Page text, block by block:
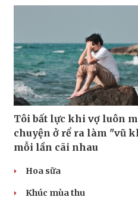
Tôi bất lực khi vợ luôn
chuyện ở rể ra làm "vũ
mỗi lần cãi nhau
Hoa sữa
Khúc mùa thu